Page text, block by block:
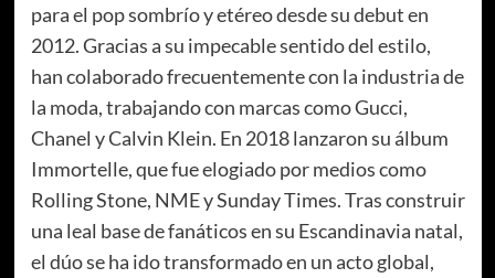
para el pop sombrío y etéreo desde su debut en
2012. Gracias a su impecable sentido del estilo,
han colaborado frecuentemente con la industria de
la moda, trabajando con marcas como Gucci,
Chanel y Calvin Klein. En 2018 lanzaron su álbum
Immortelle, que fue elogiado por medios como
Rolling Stone, NME y Sunday Times. Tras construir
una leal base de fanáticos en su Escandinavia natal,
el dúo se ha ido transformado en un acto global,